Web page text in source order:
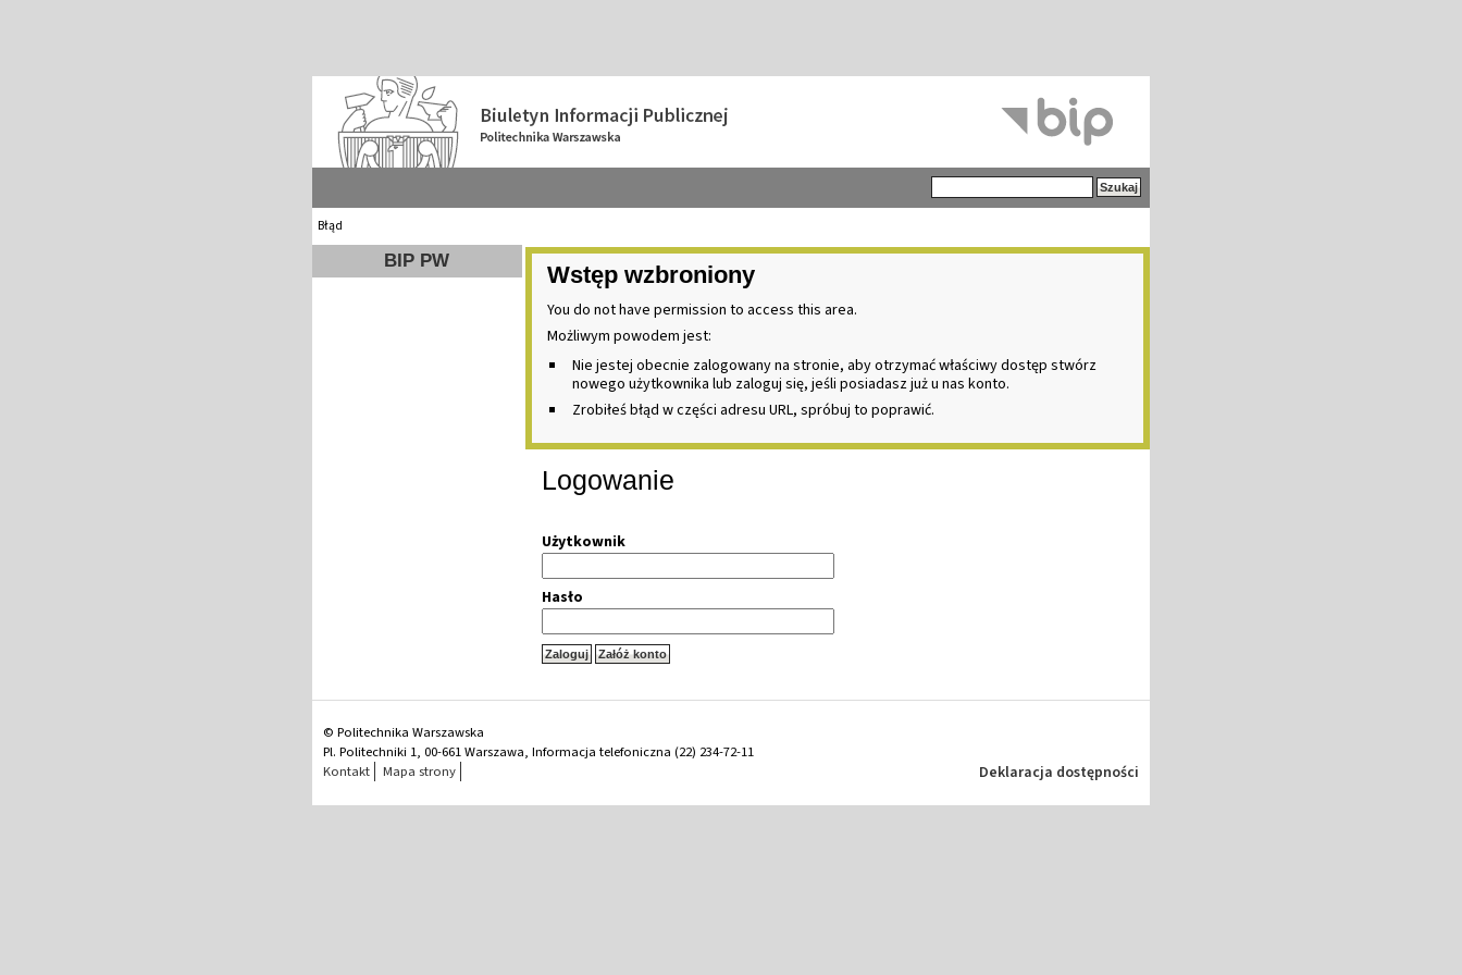
Błąd
BIP PW
Wstęp wzbroniony
You do not have permission to access this area.
Możliwym powodem jest:
Nie jestej obecnie zalogowany na stronie, aby otrzymać właściwy dostęp stwórz
nowego użytkownika lub zaloguj się, jeśli posiadasz już u nas konto.
Zrobiłeś błąd w części adresu URL, spróbuj to poprawić.
Logowanie
Użytkownik
Hasło
© Politechnika Warszawska
Pl. Politechniki 1, 00-661 Warszawa, Informacja telefoniczna (22) 234-72-11
Kontakt
Mapa strony Deklaracja dostępności